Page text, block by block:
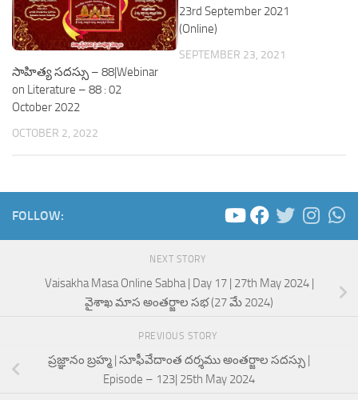
సాహిత్య సదస్సు – 88|Webinar
on Literature – 88 : 02
October 2022
OCTOBER 2, 2022
23rd September 2021
(Online)
SEPTEMBER 23, 2021
FOLLOW:
NEXT STORY
Vaisakha Masa Online Sabha | Day 17 | 27th May 2024 |
వైశాఖ మాస అంతర్జాల సభ (27 మే 2024)
PREVIOUS STORY
ప్రజ్ఞానం బ్రహ్మ | సూఫీవేదాంత దర్శము అంతర్జాల సదస్సు |
Episode – 123| 25th May 2024